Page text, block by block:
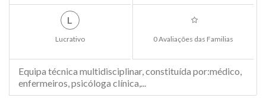
L
Lucrativo 0 Avaliações das Familias
Equipa técnica multidisciplinar, constituída por:médico,
enfermeiros, psicóloga clínica,...